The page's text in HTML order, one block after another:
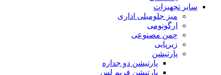
سایر تجهیزات
میز جلومبلی اداری
ارگونومی
چمن مصنوعی
زیرپایی
پارتیشن
پارتیشن دو جداره
پارتیشن فریم لس